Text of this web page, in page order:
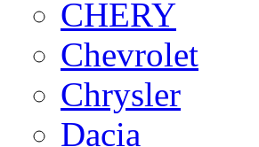
CHERY
Chevrolet
Chrysler
Dacia